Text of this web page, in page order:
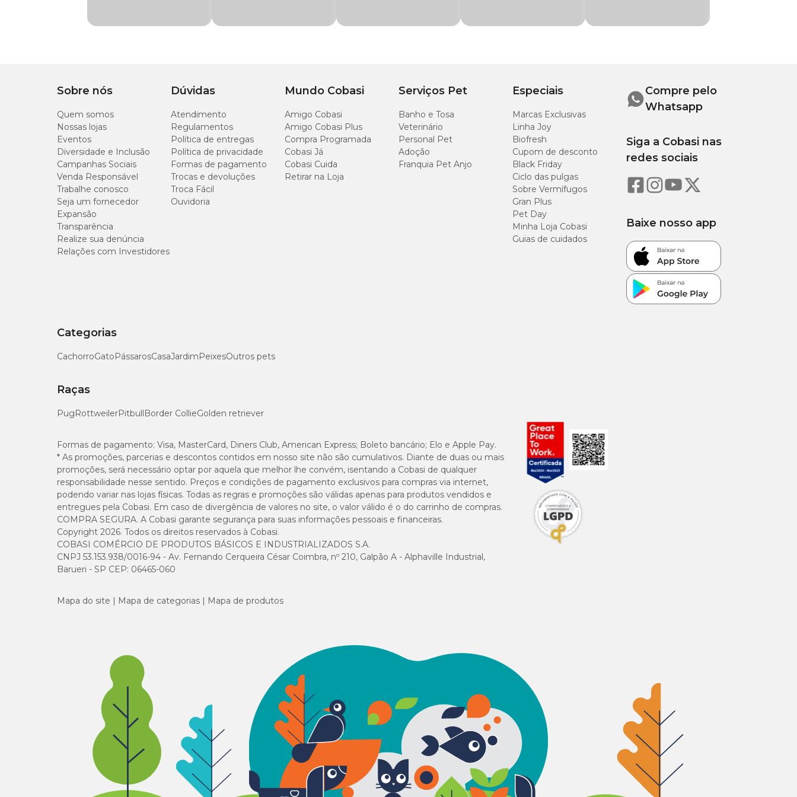
- Acompanha 1 rodinha plástica laranja ou azul
Altura: 25 cm
Profundidade: 33 cm
Sobre nós
Quem somos
Nossas lojas
Eventos
Diversidade e Inclusão
Campanhas Sociais
Venda Responsável
Trabalhe conosco
Seja um fornecedor
Expansão
Transparência
Realize sua denúncia
Relações com Investidores
Dúvidas
Atendimento
Regulamentos
Política de entregas
Política de privacidade
Formas de pagamento
Trocas e devoluções
Troca Fácil
Ouvidoria
Mundo Cobasi
Amigo Cobasi
Amigo Cobasi Plus
Compra Programada
Cobasi Já
Cobasi Cuida
Retirar na Loja
Serviços Pet
Banho e Tosa
Veterinário
Personal Pet
Adoção
Franquia Pet Anjo
Especiais
Marcas Exclusivas
Linha Joy
Biofresh
Cupom de desconto
Black Friday
Ciclo das pulgas
Sobre Vermífugos
Gran Plus
Pet Day
Minha Loja Cobasi
Guias de cuidados
Categorias
CachorroGatoPássarosCasaJardimPeixesOutros pets
Raças
PugRottweilerPitbullBorder CollieGolden retriever
Compre pelo
Whatsapp
Siga a Cobasi nas
redes sociais
Baixe nosso app
Formas de pagamento: Visa, MasterCard, Diners Club, American Express; Boleto bancário; Elo e Apple Pay.
* As promoções, parcerias e descontos contidos em nosso site não são cumulativos. Diante de duas ou mais
promoções, será necessário optar por aquela que melhor lhe convém, isentando a Cobasi de qualquer
responsabilidade nesse sentido. Preços e condições de pagamento exclusivos para compras via internet,
podendo variar nas lojas físicas. Todas as regras e promoções são válidas apenas para produtos vendidos e
entregues pela Cobasi. Em caso de divergência de valores no site, o valor válido é o do carrinho de compras.
COMPRA SEGURA. A Cobasi garante segurança para suas informações pessoais e financeiras.
Copyright 2026. Todos os direitos reservados à Cobasi.
COBASI COMÉRCIO DE PRODUTOS BÁSICOS E INDUSTRIALIZADOS S.A.
CNPJ 53.153.938/0016-94 - Av. Fernando Cerqueira César Coimbra, nº 210, Galpão A - Alphaville Industrial,
Barueri - SP CEP: 06465-060
Mapa do site Mapa de categorias Mapa de produtos